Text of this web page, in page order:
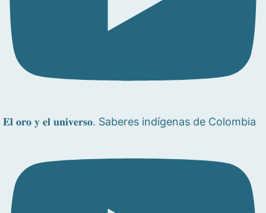
𝐄𝐥 𝐨𝐫𝐨 𝐲 𝐞𝐥 𝐮𝐧𝐢𝐯𝐞𝐫𝐬𝐨. Saberes indígenas de Colombia